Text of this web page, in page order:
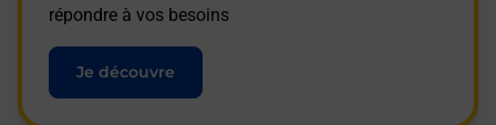
répondre à vos besoins
Je découvre